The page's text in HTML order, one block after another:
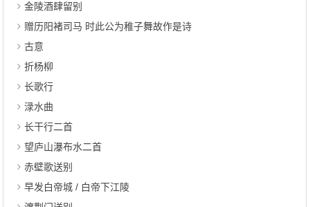
金陵酒肆留别
赠历阳褚司马 时此公为稚子舞故作是诗
古意
折杨柳
长歌行
渌水曲
长干行二首
望庐山瀑布水二首
赤壁歌送别
早发白帝城 / 白帝下江陵